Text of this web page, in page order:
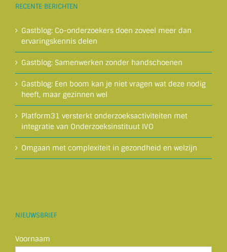
RECENTE BERICHTEN
Gastblog: Co-onderzoekers doen zoveel meer dan
ervaringskennis delen
Gastblog: Samenwerken zonder handschoenen
Gastblog: Een boom kan je niet vragen wat deze nodig
heeft, maar gezinnen wel
Platform31 versterkt onderzoeksactiviteiten met
integratie van Onderzoeksinstituut IVO
Omgaan met complexiteit in gezondheid en welzijn
NIEUWSBRIEF
Voornaam